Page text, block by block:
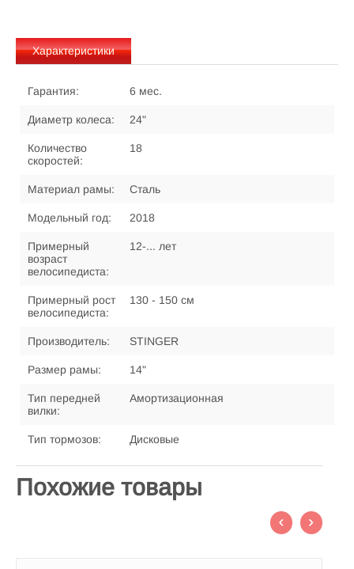
Характеристики
Гарантия: 6 мес.
Диаметр колеса: 24"
Количество
скоростей:
18
Материал рамы: Сталь
Модельный год: 2018
Примерный
возраст
велосипедиста:
12-... лет
Примерный рост
велосипедиста:
130 - 150 см
Производитель: STINGER
Размер рамы: 14"
Тип передней
вилки:
Амортизационная
Тип тормозов: Дисковые
Похожие товары